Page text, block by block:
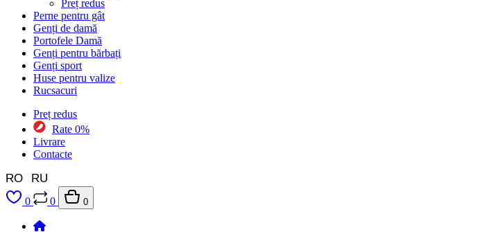
Preț redus
Perne pentru gât
Genți de damă
Portofele Damă
Genți pentru bărbați
Genți sport
Huse pentru valize
Rucsacuri
Preț redus
Rate 0%
Livrare
Contacte
RO RU
0 0 0